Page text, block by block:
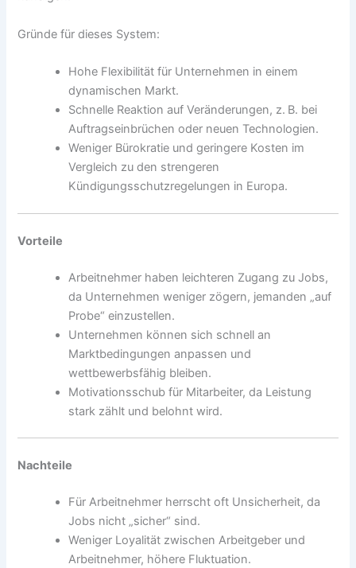
Gründe für dieses System:
Hohe Flexibilität für Unternehmen in einem
dynamischen Markt.
Schnelle Reaktion auf Veränderungen, z. B. bei
Auftragseinbrüchen oder neuen Technologien.
Weniger Bürokratie und geringere Kosten im
Vergleich zu den strengeren
Kündigungsschutzregelungen in Europa.
Vorteile
Arbeitnehmer haben leichteren Zugang zu Jobs,
da Unternehmen weniger zögern, jemanden „auf
Probe“ einzustellen.
Unternehmen können sich schnell an
Marktbedingungen anpassen und
wettbewerbsfähig bleiben.
Motivationsschub für Mitarbeiter, da Leistung
stark zählt und belohnt wird.
Nachteile
Für Arbeitnehmer herrscht oft Unsicherheit, da
Jobs nicht „sicher“ sind.
Weniger Loyalität zwischen Arbeitgeber und
Arbeitnehmer, höhere Fluktuation.